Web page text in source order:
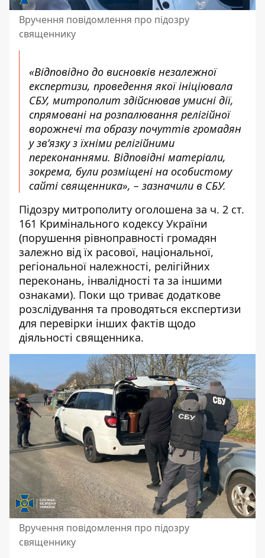
Вручення повідомлення про підозру
священнику
«Відповідно до висновків незалежної
експертизи, проведення якої ініціювала
СБУ, митрополит здійснював умисні дії,
спрямовані на розпалювання релігійної
ворожнечі та образу почуттів громадян
у зв’язку з їхніми релігійними
переконаннями. Відповідні матеріали,
зокрема, були розміщені на особистому
сайті священника», – зазначили в СБУ.
Підозру митрополиту оголошена за ч. 2 ст.
161 Кримінального кодексу України
(порушення рівноправності громадян
залежно від їх расової, національної,
регіональної належності, релігійних
переконань, інвалідності та за іншими
ознаками). Поки що триває додаткове
розслідування та проводяться експертизи
для перевірки інших фактів щодо
діяльності священника.
Вручення повідомлення про підозру
священнику